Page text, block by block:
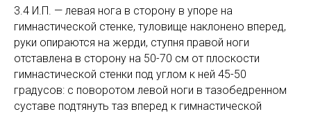
3.4 И.П. — левая нога в сторону в упоре на
гимнастической стенке, туловище наклонено вперед,
руки опираются на жерди, ступня правой ноги
отставлена в сторону на 50-70 см от плоскости
гимнастической стенки под углом к ней 45-50
градусов: с поворотом левой ноги в тазобедренном
суставе подтянуть таз вперед к гимнастической